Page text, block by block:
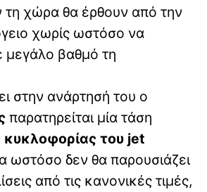
χώρα θα έρθουν από την
χωρίς ωστόσο να
μεγάλο βαθμό τη
στην ανάρτησή του ο
παρατηρείται μία τάση
κυκλοφορίας του jet
ωστόσο δεν θα παρουσιάζει
από τις κανονικές τιμές,